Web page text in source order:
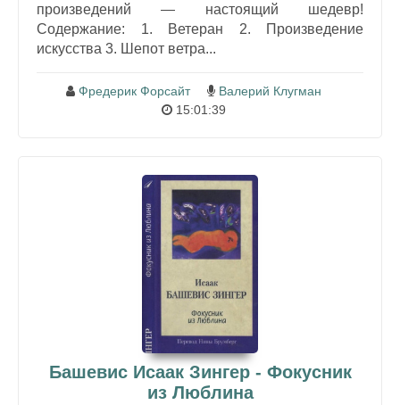
произведений — настоящий шедевр!
Содержание: 1. Ветеран 2. Произведение
искусства 3. Шепот ветра...
Фредерик Форсайт
Валерий Клугман
15:01:39
Башевис Исаак Зингер - Фокусник
из Люблина